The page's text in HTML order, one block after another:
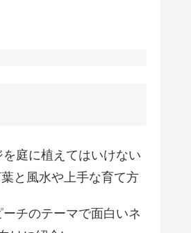
を庭に植えてはいけない
と風水や上手な育て方
チのテーマで面白いネ